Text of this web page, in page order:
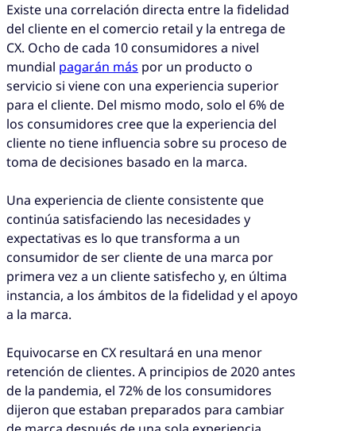
Existe una correlación directa entre la fidelidad
del cliente en el comercio retail y la entrega de
CX. Ocho de cada 10 consumidores a nivel
mundial pagarán más por un producto o
servicio si viene con una experiencia superior
para el cliente. Del mismo modo, solo el 6% de
los consumidores cree que la experiencia del
cliente no tiene influencia sobre su proceso de
toma de decisiones basado en la marca.
Una experiencia de cliente consistente que
continúa satisfaciendo las necesidades y
expectativas es lo que transforma a un
consumidor de ser cliente de una marca por
primera vez a un cliente satisfecho y, en última
instancia, a los ámbitos de la fidelidad y el apoyo
a la marca.
Equivocarse en CX resultará en una menor
retención de clientes. A principios de 2020 antes
de la pandemia, el 72% de los consumidores
dijeron que estaban preparados para cambiar